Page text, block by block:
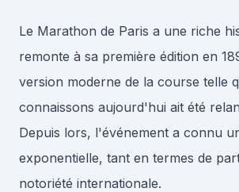
Le Marathon de Paris a une riche
remonte à sa première édition en
version moderne de la course telle
connaissons aujourd'hui ait été
Depuis lors, l'événement a connu
exponentielle, tant en termes de
notoriété internationale.